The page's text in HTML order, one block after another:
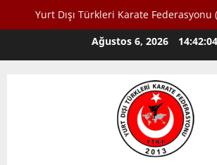
Dışı Türkleri Karate Federasyonu ( YTKF )
Ağustos 6, 2026 14:42:05